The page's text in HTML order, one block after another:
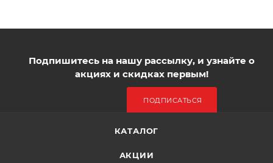
Подпишитесь на нашу рассылку, и узнайте о
акциях и скидках первым!
ПОДПИСАТЬСЯ
КАТАЛОГ
АКЦИИ